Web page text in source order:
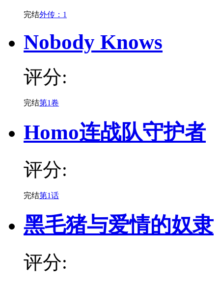
完结外传：1
Nobody Knows
评分:
完结第1卷
Homo连战队守护者
评分:
完结第1话
黑毛猪与爱情的奴隶
评分: